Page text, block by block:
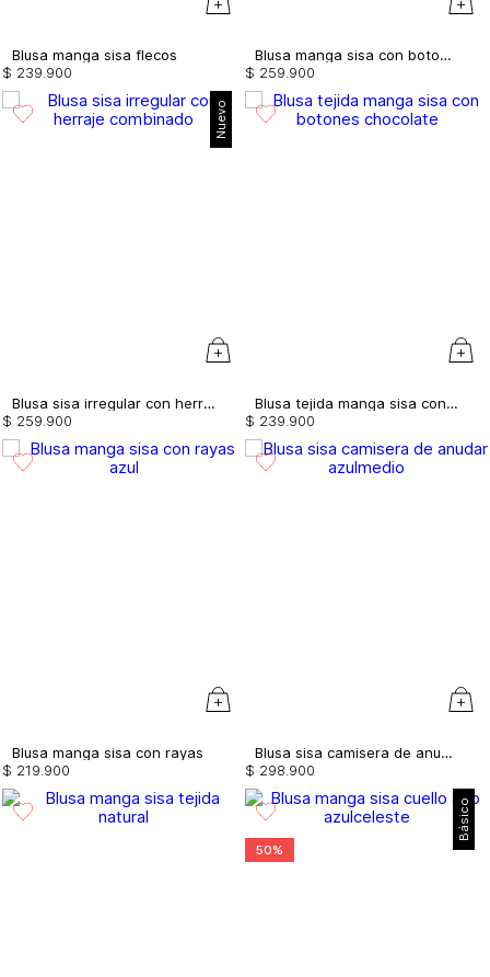
Blusa manga sisa flecos
$ 239 900
Blusa manga sisa con botones frontales
$ 259 900
Nuevo
Blusa sisa irregular con herraje
$ 259.900
Blusa tejida manga sisa con botones
$ 239.900
Blusa manga sisa con rayas
$ 219 900
Blusa sisa camisera de anudar
$ 298 900
Básico
50%